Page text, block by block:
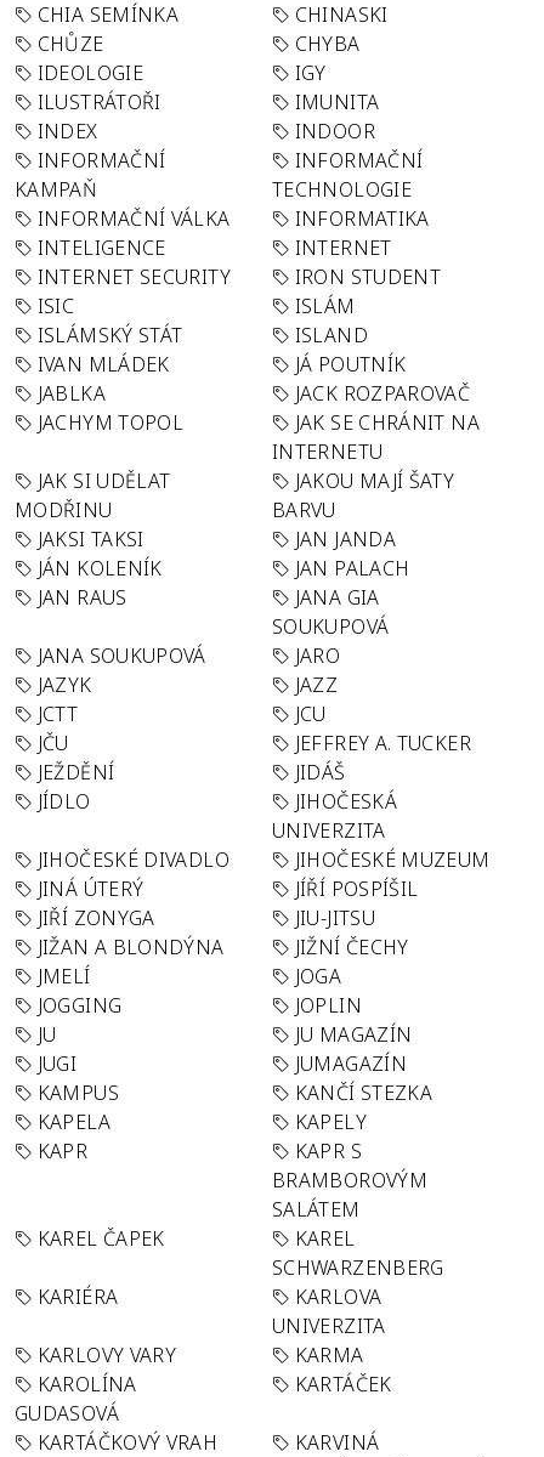
CHIA SEMÍNKA
CHINASKI
CHŮZE
CHYBA
IDEOLOGIE
IGY
ILUSTRÁTOŘI
IMUNITA
INDEX
INDOOR
INFORMAČNÍ
KAMPAŇ
INFORMAČNÍ
TECHNOLOGIE
INFORMAČNÍ VÁLKA
INFORMATIKA
INTELIGENCE
INTERNET
INTERNET SECURITY
IRON STUDENT
ISIC
ISLÁM
ISLÁMSKÝ STÁT
ISLAND
IVAN MLÁDEK
JÁ POUTNÍK
JABLKA
JACK ROZPAROVAČ
JACHYM TOPOL
JAK SE CHRÁNIT NA
INTERNETU
JAK SI UDĚLAT
MODŘINU
JAKOU MAJÍ ŠATY
BARVU
JAKSI TAKSI
JAN JANDA
JÁN KOLENÍK
JAN PALACH
JAN RAUS
JANA GIA
SOUKUPOVÁ
JANA SOUKUPOVÁ
JARO
JAZYK
JAZZ
JCTT
JCU
JČU
JEFFREY A. TUCKER
JEŽDĚNÍ
JIDÁŠ
JÍDLO
JIHOČESKÁ
UNIVERZITA
JIHOČESKÉ DIVADLO
JIHOČESKÉ MUZEUM
JINÁ ÚTERÝ
JÍŘÍ POSPÍŠIL
JIŘÍ ZONYGA
JIU-JITSU
JIŽAN A BLONDÝNA
JIŽNÍ ČECHY
JMELÍ
JOGA
JOGGING
JOPLIN
JU
JU MAGAZÍN
JUGI
JUMAGAZÍN
KAMPUS
KANČÍ STEZKA
KAPELA
KAPELY
KAPR
KAPR S
BRAMBOROVÝM
SALÁTEM
KAREL ČAPEK
KAREL
SCHWARZENBERG
KARIÉRA
KARLOVA
UNIVERZITA
KARLOVY VARY
KARMA
KAROLÍNA
GUDASOVÁ
KARTÁČEK
KARTÁČKOVÝ VRAH
KARVINÁ